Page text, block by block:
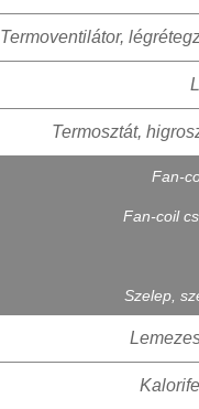
Termoventilátor,
Termosztát,
Fan-
Fan-coil
Szelep,